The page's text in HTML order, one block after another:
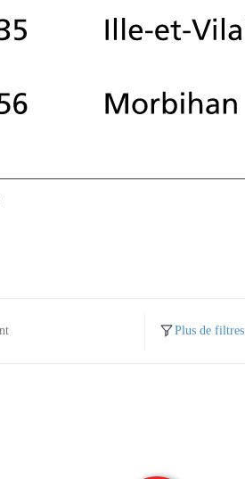
Plus de filtres